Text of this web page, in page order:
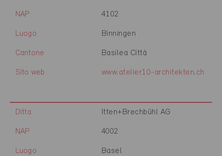
NAP 4102
Luogo Binningen
Cantone Basilea Città
Sito web www.atelier10-architekten.ch
Ditta Itten+Brechbühl AG
NAP 4002
Luogo Basel